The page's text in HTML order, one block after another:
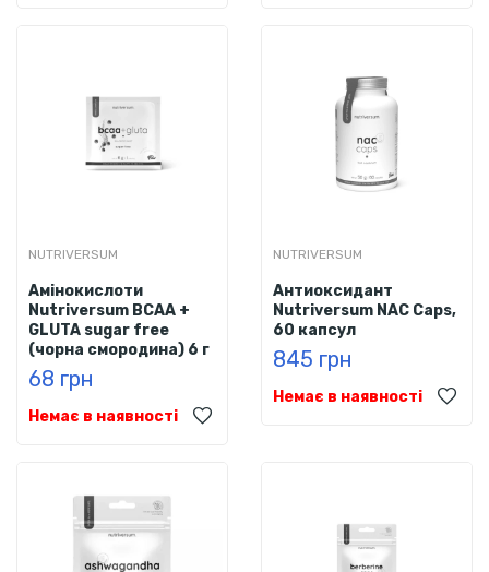
NUTRIVERSUM
Амінокислоти
Nutriversum BCAA +
GLUTA sugar free
(чорна смородина) 6 г
68 грн
Немає в наявності
NUTRIVERSUM
Антиоксидант
Nutriversum NAC Caps,
60 капсул
845 грн
Немає в наявності